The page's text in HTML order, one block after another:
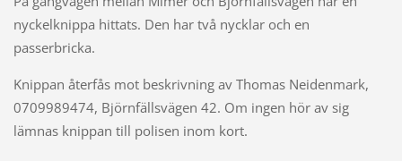
nyckelknippa hittats. Den har två nycklar och en
passerbricka.
Knippan återfås mot beskrivning av Thomas Neidenmark,
0709989474, Björnfällsvägen 42. Om ingen hör av sig
lämnas knippan till polisen inom kort.